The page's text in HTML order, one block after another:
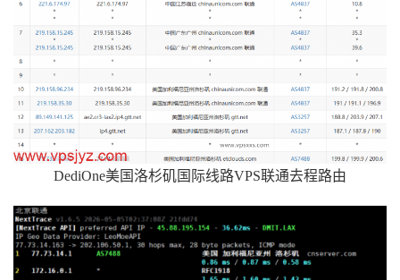
DediOne美国洛杉矶国际线路VPS联通去程路由